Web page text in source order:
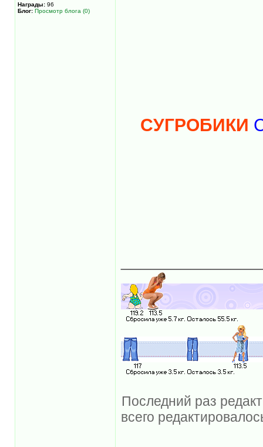
Награды: 96
Блог: Просмотр блога (0)
СУГРОБИКИ
Последний раз
всего